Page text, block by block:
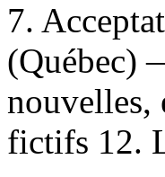
7.
(Québec)
nouvelles,
fictifs 12.